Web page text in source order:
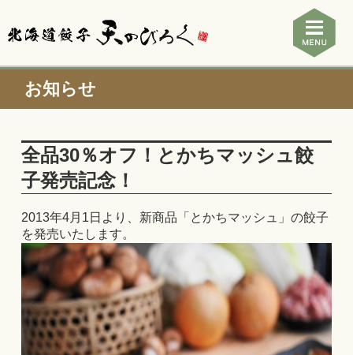
お知らせ
全品30％オフ！とかちマッシュ餃
子発売記念！
2013年4月1日より、新商品「とかちマッシュ」の餃子
を発売いたします。